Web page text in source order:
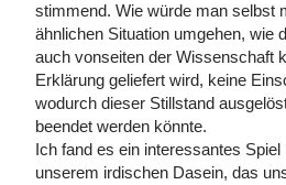
stimmend. Wie würde man selbst
ähnlichen Situation umgehen, wie
auch vonseiten der Wissenschaft
Erklärung geliefert wird, keine
wodurch dieser Stillstand
beendet werden könnte.
Ich fand es ein interessantes
unserem irdischen Dasein, das